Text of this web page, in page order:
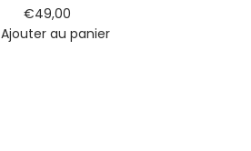
€49,00
Ajouter au panier